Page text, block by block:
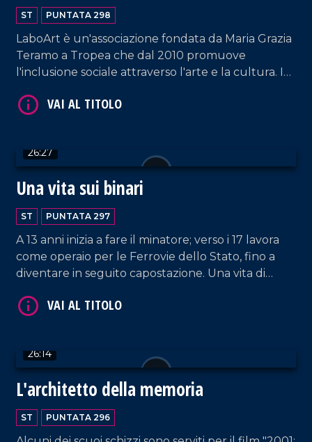
ST PUNTATA 298
LaboArt è un'associazione fondata da Maria Grazia
Teramo a Tropea che dal 2010 promuove
l'inclusione sociale attraverso l'arte e la cultura. In
loro recente e suggestivo spettacolo teatrale "La
26:27
Una vita sui binari
ST PUNTATA 297
A 13 anni inizia a fare il minatore; verso i 17 lavora
come operaio per le Ferrovie dello Stato, fino a
diventare in seguito capostazione. Una vita di
che oggi, a cento anni, continua a vivere accanto
26:14
L'architetto della memoria
ST PUNTATA 296
VAI AL TITOLO
VAI AL TITOLO
VAI AL TITOLO